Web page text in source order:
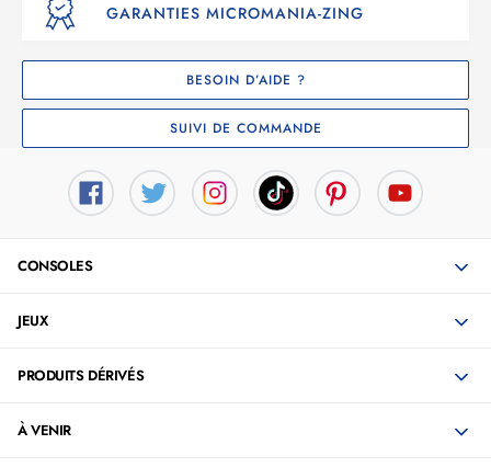
GARANTIES MICROMANIA-ZING
BESOIN D’AIDE ?
SUIVI DE COMMANDE
CONSOLES
JEUX
PRODUITS DÉRIVÉS
À VENIR